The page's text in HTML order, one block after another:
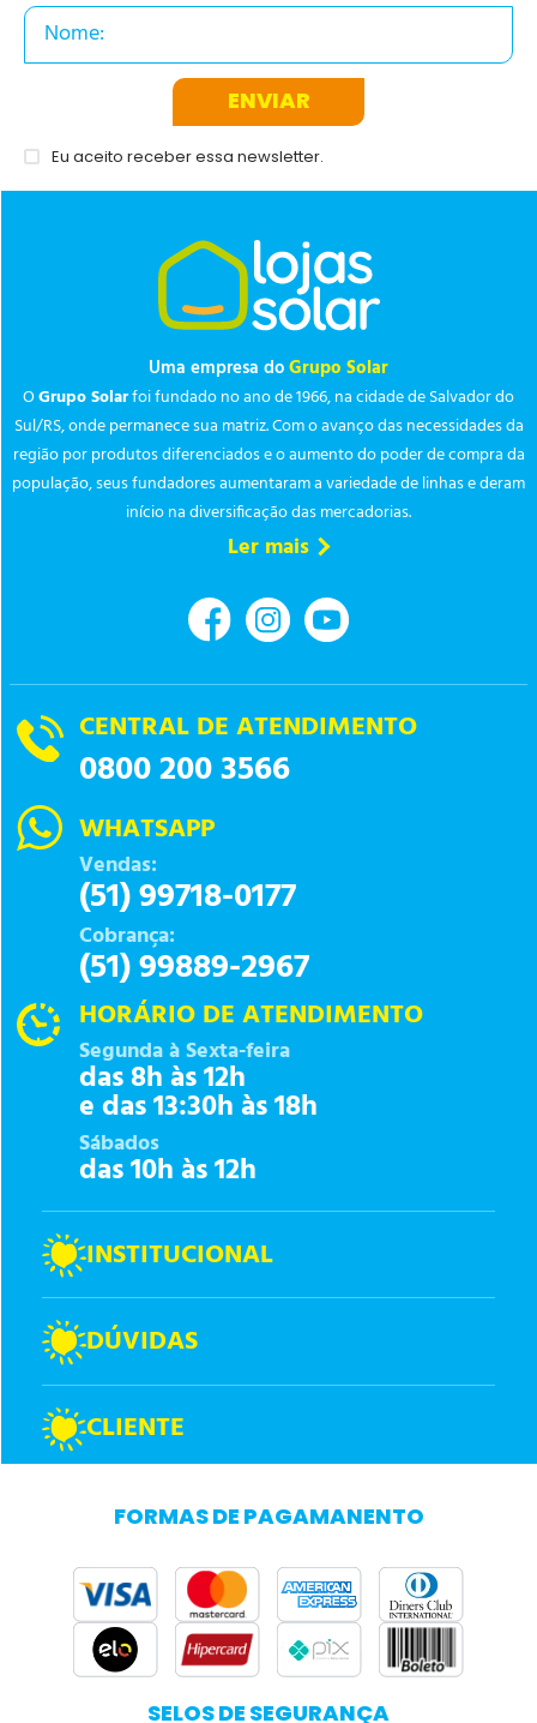
ENVIAR
Eu aceito receber essa newsletter.
Uma empresa doGrupo Solar
OGrupo Solarfoi fundado no ano de 1966, na cidade de Salvador do
Sul/RS, onde permanece sua matriz. Com o avanço das necessidades da
região por produtos diferenciados e o aumento do poder de compra da
população, seus fundadores aumentaram a variedade de linhas e deram
início na diversificação das mercadorias.
Ler mais
CENTRAL DE ATENDIMENTO
0800 200 3566
WHATSAPP
Vendas:
(51) 99718-0177
Cobrança:
(51) 99889-2967
HORÁRIO DE ATENDIMENTO
Segunda à Sexta-feira
das 8h às 12h
e das 13:30h às 18h
Sábados
das 10h às 12h
INSTITUCIONAL
DÚVIDAS
CLIENTE
FORMAS DE PAGAMANENTO
SELOS DE SEGURANÇA